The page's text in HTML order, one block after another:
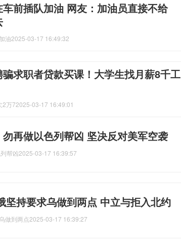
前插队加油 网友：加油员直接不给
油2025-03-17 16:49:32
求职者贷款买课！大学生找月薪8千工
2万72025-03-17 16:49:01
再做以色列帮凶 坚决反对美军空袭
帮凶2025-03-17 16:39:57
坚持要求乌做到两点 中立与拒入北约
做到两点2025-03-17 16:39:27